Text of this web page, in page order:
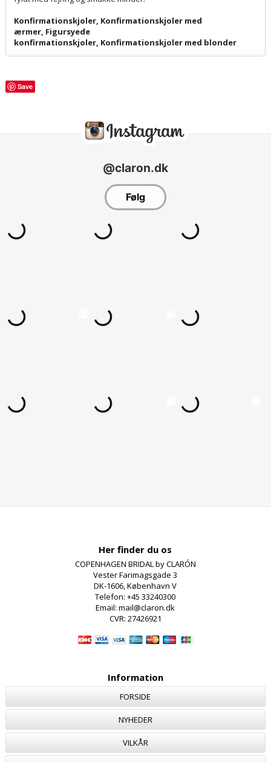
Konfirmationskjoler, Konfirmationskjoler med
ærmer, Figursyede
konfirmationskjoler, Konfirmationskjoler med blonder
Save
Her finder du os
COPENHAGEN BRIDAL by CLARÓN
Vester Farimagsgade 3
DK-1606, København V
Telefon: +45 33240300
Email: mail@claron.dk
CVR: 27426921
Information
FORSIDE
NYHEDER
VILKÅR